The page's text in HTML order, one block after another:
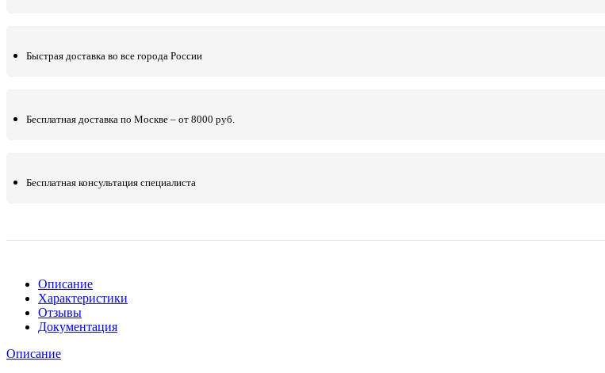
Быстрая доставка во все города России
Бесплатная доставка по Москве – от 8000 руб.
Бесплатная консультация специалиста
Описание
Характеристики
Отзывы
Документация
Описание